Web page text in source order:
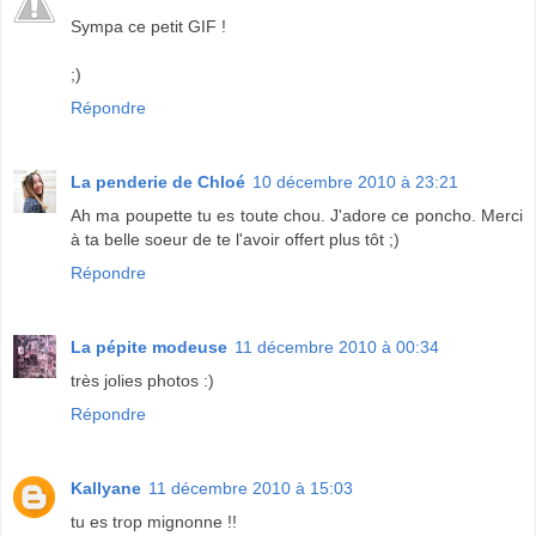
Sympa ce petit GIF !
;)
Répondre
La penderie de Chloé 10 décembre 2010 à 23:21
Ah ma poupette tu es toute chou. J'adore ce poncho. Merci
à ta belle soeur de te l'avoir offert plus tôt ;)
Répondre
La pépite modeuse 11 décembre 2010 à 00:34
très jolies photos :)
Répondre
Kallyane 11 décembre 2010 à 15:03
tu es trop mignonne !!